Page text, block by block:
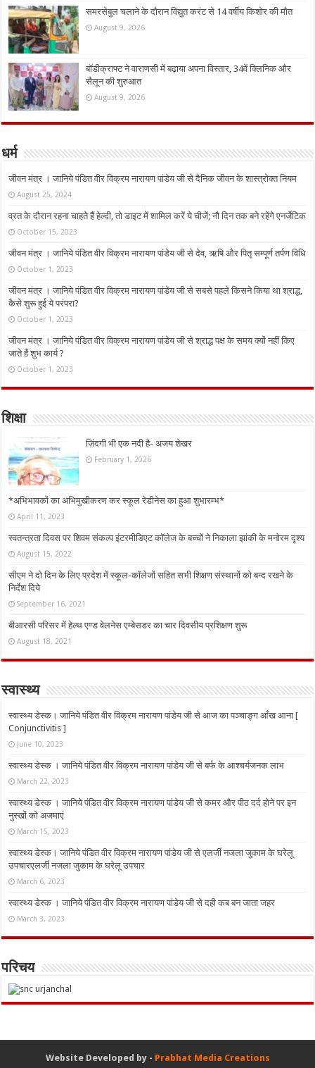
समरसेबुल चलाने के दौरान विद्युत करंट से 14 वर्षीय किशोर की मौत
August 9, 2026
बॉडीक्राफ्ट ने वाराणसी में बढ़ाया अपना विस्तार, 34वें क्लिनिक और
सैलून की शुरुआत
August 9, 2026
धर्म
जीवन मंत्र । जानिये पंडित वीर विक्रम नारायण पांडेय जी से दैनिक जीवन के शास्त्रोक्त नियम
August 25, 2024
व्रत के दौरान रहना चाहते हैं हेल्दी, तो डाइट में शामिल करें ये चीजें; नौ दिन तक बने रहेंगे एनर्जेटिक
October 15, 2023
जीवन मंत्र । जानिये पंडित वीर विक्रम नारायण पांडेय जी से देव, ऋषि और पितृ सम्पूर्ण तर्पण विधि
October 1, 2023
जीवन मंत्र । जानिये पंडित वीर विक्रम नारायण पांडेय जी से सबसे पहले किसने किया था श्राद्ध,
कैसे शुरू हुई ये परंपरा?
October 1, 2023
जीवन मंत्र । जानिये पंडित वीर विक्रम नारायण पांडेय जी से श्राद्ध पक्ष के समय क्यों नहीं किए
जाते हैं शुभ कार्य ?
October 1, 2023
शिक्षा
ज़िंदगी भी एक नदी है- अजय शेखर
February 1, 2026
*अभिभावकों का अभिमुखीकरण कर स्कूल रेडीनेस का हुआ शुभारम्भ*
April 11, 2023
स्वतन्त्रता दिवस पर शिवम संकल्प इंटरमीडिएट कॉलेज के बच्चों ने निकाला झांकी के मनोरम दृश्य
August 15, 2022
सीएम ने दो दिन के लिए प्रदेश में स्कूल-कॉलेजों सहित सभी शिक्षण संस्थानों को बन्द रखने के
निर्देश दिये
September 16, 2021
बीआरसी परिसर में हेल्थ एण्ड वेलनेस एम्बेसडर का चार दिवसीय प्रशिक्षण शुरू
August 18, 2021
स्वास्थ्य
स्वास्थ्य डेस्क। जानिये पंडित वीर विक्रम नारायण पांडेय जी से आज का पञ्चाङ्ग आँख आना [
Conjunctivitis ]
June 10, 2023
स्वास्थ्य डेस्क । जानिये पंडित वीर विक्रम नारायण पांडेय जी से बर्फ के आश्चर्यजनक लाभ
March 22, 2023
स्वास्थ्य डेस्क । जानिये पंडित वीर विक्रम नारायण पांडेय जी से कमर और पीठ दर्द होने पर इन
नुस्‍खों को अजमाएं
March 15, 2023
स्वास्थ्य डेस्क। जानिये पंडित वीर विक्रम नारायण पांडेय जी से एलर्जी नजला जुकाम के घरेलू
उपचारएलर्जी नजला जुकाम के घरेलू उपचार
March 6, 2023
स्वास्थ्य डेस्क । जानिये पंडित वीर विक्रम नारायण पांडेय जी से दही कब बन जाता जहर
March 3, 2023
परिचय
Website Developed by - Prabhat Media Creations